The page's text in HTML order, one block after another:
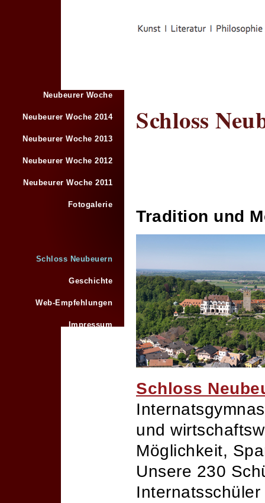
Neubeurer Woche
Neubeurer Woche 2014
Neubeurer Woche 2013
Neubeurer Woche 2012
Neubeurer Woche 2011
Fotogalerie
Schloss Neubeuern
Geschichte
Web-Empfehlungen
Impressum
Schloss
Tradition und
Schloss
und
Möglichkeit,
Unsere 230